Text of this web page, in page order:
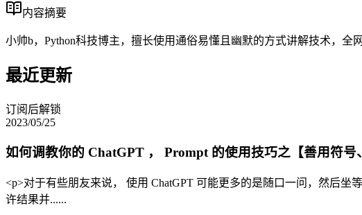
内容摘要
小帅b，Python科技博主，擅长使用通俗易懂且幽默的方式讲解技术，全
最近更新
订阅后解锁
2023/05/25
如何调教你的 ChatGPT ， Prompt 的使用技巧之【善用符号
<p>对于有些朋友来说， 使用 ChatGPT 可能更多的是随口一问，然后
许结果并......